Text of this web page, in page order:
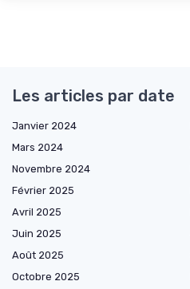
Les articles par date
Janvier 2024
Mars 2024
Novembre 2024
Février 2025
Avril 2025
Juin 2025
Août 2025
Octobre 2025